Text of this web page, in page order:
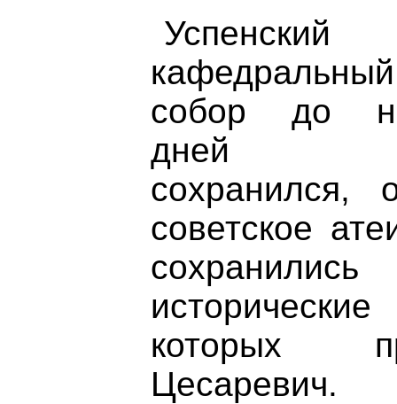
Успенский
кафедральный
собор до
дней
советское
которых
Цесаревич.